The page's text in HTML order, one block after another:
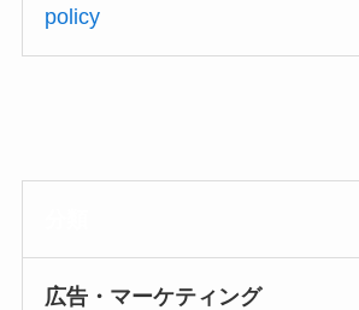
policy
広告・マーケティング